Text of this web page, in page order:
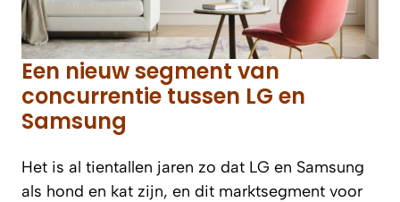
Een nieuw segment van
concurrentie tussen LG en
Samsung
Het is al tientallen jaren zo dat LG en Samsung
als hond en kat zijn, en dit marktsegment voor